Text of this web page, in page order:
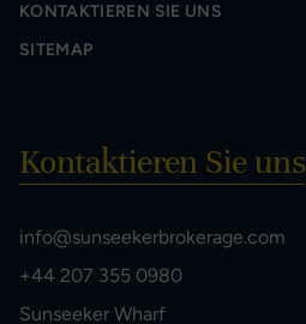
KONTAKTIEREN SIE UNS
SITEMAP
Kontaktieren Sie uns
info@sunseekerbrokerage.com
+44 207 355 0980
Sunseeker Wharf